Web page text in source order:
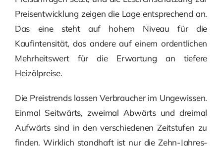
Preisentwicklung zeigen die Lage entsprechend an.
Das eine steht auf hohem Niveau für die
Kaufintensität, das andere auf einem ordentlichen
Mehrheitswert für die Erwartung an tiefere
Heizölpreise.
Die Preistrends lassen Verbraucher im Ungewissen.
Einmal Seitwärts, zweimal Abwärts und dreimal
Aufwärts sind in den verschiedenen Zeitstufen zu
finden. Wirklich standhaft ist nur die Zehn-Jahres-